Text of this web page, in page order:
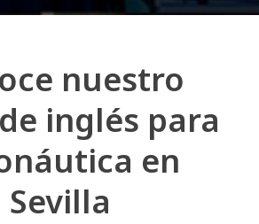
nuestro
inglés para
en
Sevilla